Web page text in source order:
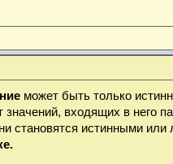
может быть только
входящих в него
истинными